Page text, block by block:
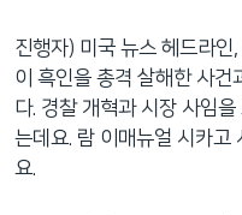
진행자) 미국 뉴스 헤드라인
이 흑인을 총격 살해한 사건
다. 경찰 개혁과 시장 사임
는데요. 람 이매뉴얼 시카고
요.